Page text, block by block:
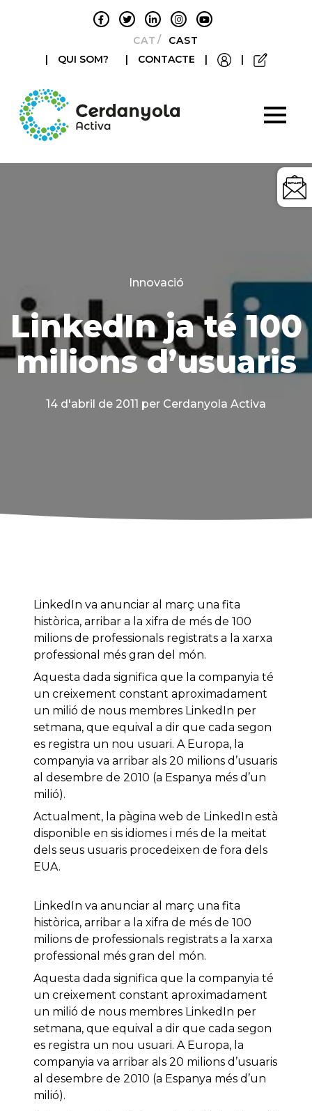
CATALÀCASTELLANO
|
QUI SOM? | CONTACTE | |
Categories
Innovació
LinkedIn ja té 100
milions d’usuaris
14 d'abril de 2011 per Cerdanyola Activa
LinkedIn va anunciar al març una fita
històrica, arribar a la xifra de més de 100
milions de professionals registrats a la xarxa
professional més gran del món.
Aquesta dada significa que la companyia té
un creixement constant aproximadament
un milió de nous membres LinkedIn per
setmana, que equival a dir que cada segon
es registra un nou usuari. A Europa, la
companyia va arribar als 20 milions d’usuaris
al desembre de 2010 (a Espanya més d’un
milió).
Actualment, la pàgina web de LinkedIn està
disponible en sis idiomes i més de la meitat
dels seus usuaris procedeixen de fora dels
EUA.
LinkedIn va anunciar al març una fita
històrica, arribar a la xifra de més de 100
milions de professionals registrats a la xarxa
professional més gran del món.
Aquesta dada significa que la companyia té
un creixement constant aproximadament
un milió de nous membres LinkedIn per
setmana, que equival a dir que cada segon
es registra un nou usuari. A Europa, la
companyia va arribar als 20 milions d’usuaris
al desembre de 2010 (a Espanya més d’un
milió).